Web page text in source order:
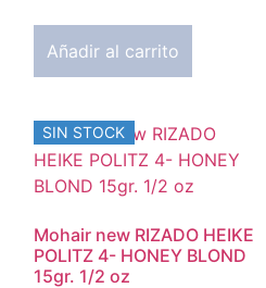
Añadir al carrito
SIN STOCK
Mohair new RIZADO HEIKE
POLITZ 4- HONEY BLOND
15gr. 1/2 oz